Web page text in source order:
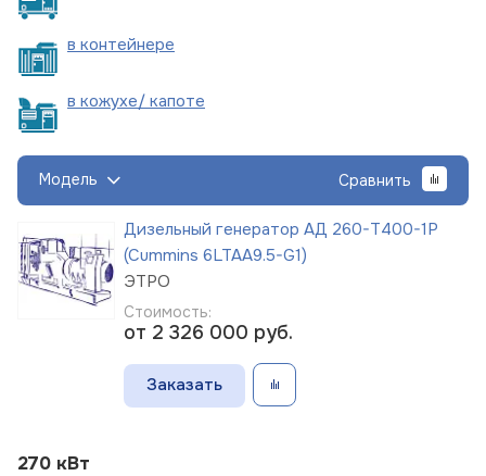
в контейнере
в кожухе/ капоте
Модель Сравнить
Дизельный генератор АД 260-Т400-1Р
(Cummins 6LTAA9.5-G1)
ЭТРО
Стоимость:
от 2 326 000 руб.
Заказать
270 кВт